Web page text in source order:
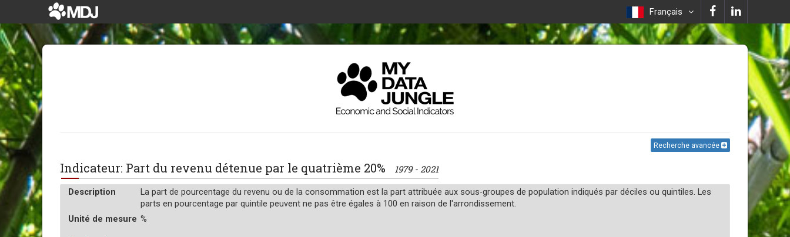
Français
Recherche avancée
Indicateur: Part du revenu détenue par le quatrième 20% 1979 - 2021
Description
La part de pourcentage du revenu ou de la consommation est la part attribuée aux sous-groupes de population indiqués par déciles ou quintiles. Les
parts en pourcentage par quintile peuvent ne pas être égales à 100 en raison de l'arrondissement.
Unité de mesure %